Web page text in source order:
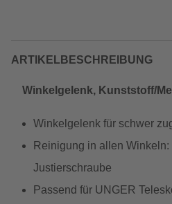
ARTIKELBESCHREIBUNG
Winkelgelenk, Kunststoff/
Winkelgelenk für schwer
Reinigung in allen
Justierschraube
Passend für UNGER